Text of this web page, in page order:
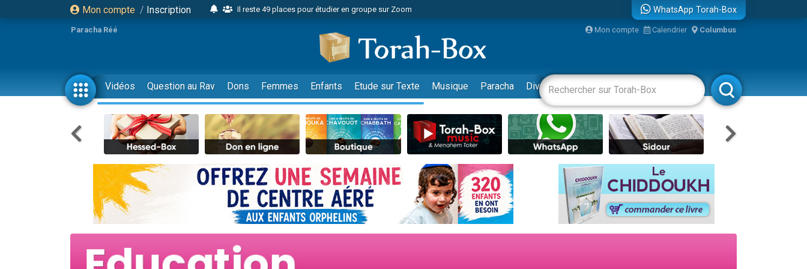
Mon compte / Inscription
Il reste 49 places pour étudier en groupe sur Zoom
2 personnes viennent de nous rejoindre sur WhatsApp
6 personnes viennent de nous rejoindre sur WhatsApp
4 personnes viennent de faire un don pour Reloger Rivka, 6 enfants, victime de violences...
2 personnes viennent de faire un don pour 1 Journée de Vacances Pour les Enfants
17 personnes viennent de demander une bénédiction
4 personnes viennent de nous rejoindre sur WhatsApp
Il reste 49 places pour étudier en groupe sur Zoom
Eva vient de donner son Maasser
4 personnes viennent de nous rejoindre sur WhatsApp
3 personnes viennent de nous rejoindre sur WhatsApp
Odaya vient de donner son Maasser
3 personnes viennent de faire un don pour 5 jours de vacances aux Orphelins
2 personnes viennent de nous rejoindre sur WhatsApp
WhatsApp Torah-Box
Paracha Réé Mon compte Calendrier Columbus
Vidéos Question au Rav Dons Femmes Enfants Etude sur Texte Musique Paracha Divertissements Livres Rabbanim